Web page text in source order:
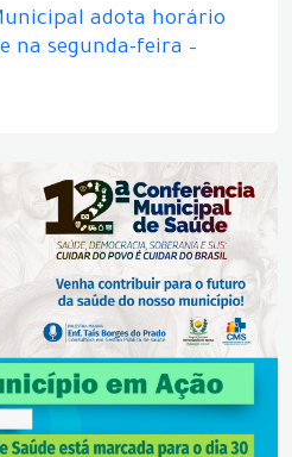
adota horário
na segunda-feira –